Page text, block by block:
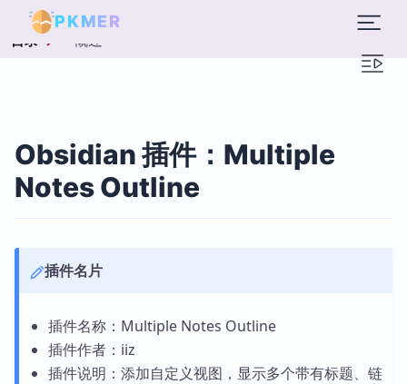
PKMER
目录 概述
Obsidian 插件：Multiple
Notes Outline
插件名片
插件名称：Multiple Notes Outline
插件作者：iiz
插件说明：添加自定义视图，显示多个带有标题、链